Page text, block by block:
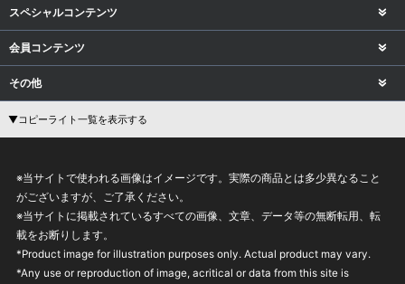
スペシャルコンテンツ
会員コンテンツ
その他
▼コピーライト一覧を表示する
※当サイトで使われる画像はイメージです。実際の商品とは多少異なること
がございますが、ご了承ください。
※当サイトに掲載されているすべての画像、文章、データ等の無断転用、転
載をお断りします。
*Product image for illustration purposes only. Actual product may vary.
*Any use or reproduction of image, acritical or data from this site is